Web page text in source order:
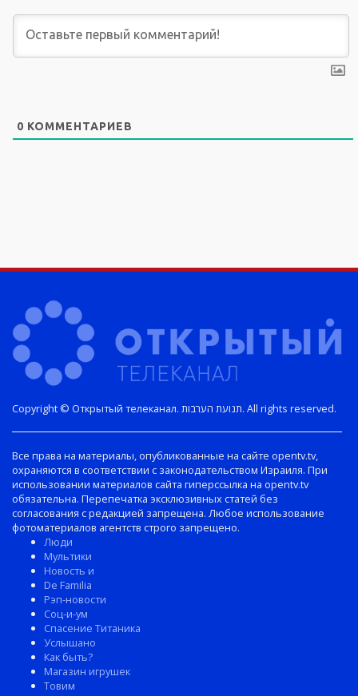
0 КОММЕНТАРИЕВ
Copyright © Открытый телеканал. תנועת הערבות. All rights reserved.
Все права на материалы, опубликованные на сайте opentv.tv,
охраняются в соответствии с законодательством Израиля. При
использовании материалов сайта гиперссылка на opentv.tv
обязательна. Перепечатка эксклюзивных статей без
согласования с редакцией запрещена. Любое использование
фотоматериалов агентств строго запрещено.
Люди
Мультики
Новость и
De Familia
Рэп-новости
Соц-и-ум
Спасение Титаника
Услышано
Как быть?
Магазин игрушек
Товим